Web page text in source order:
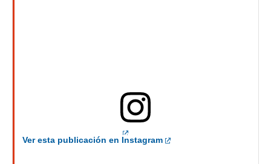
Ver esta publicación en Instagram